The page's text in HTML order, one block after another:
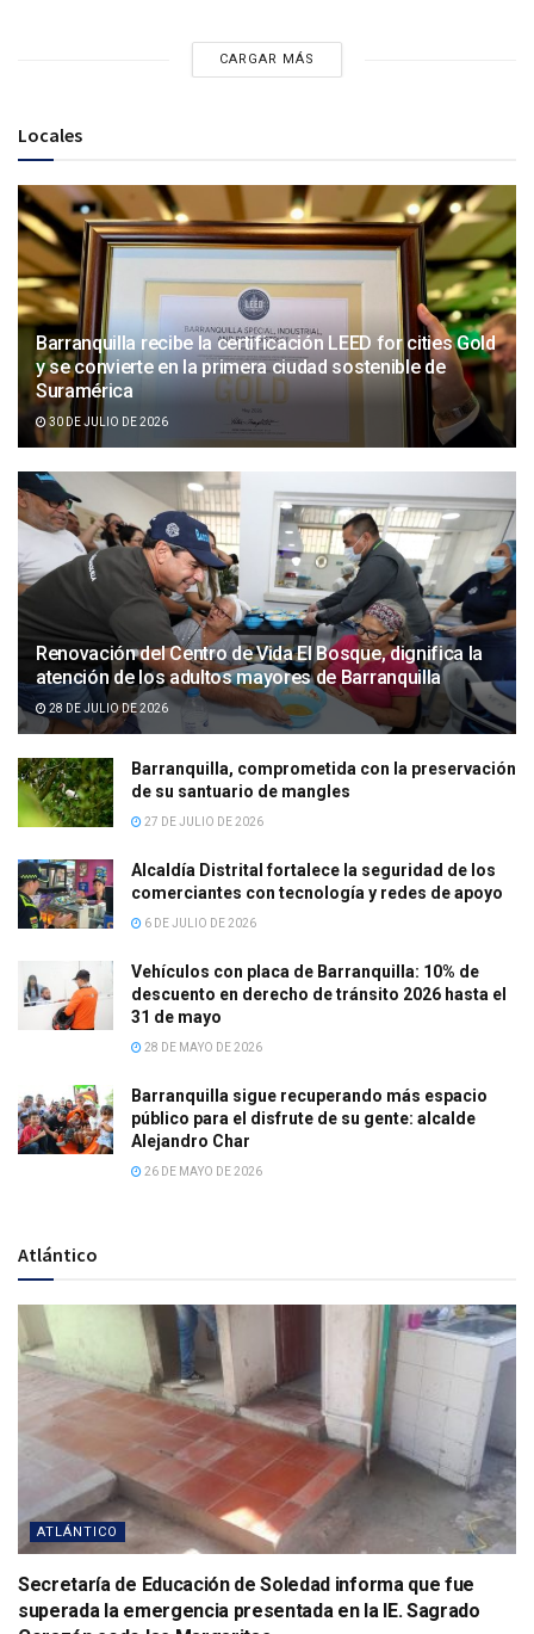
CARGAR MÁS
Locales
Barranquilla recibe la certificación LEED for cities Gold
y se convierte en la primera ciudad sostenible de
Suramérica
30 DE JULIO DE 2026
Renovación del Centro de Vida El Bosque, dignifica la
atención de los adultos mayores de Barranquilla
28 DE JULIO DE 2026
Barranquilla, comprometida con la preservación
de su santuario de mangles
27 DE JULIO DE 2026
Alcaldía Distrital fortalece la seguridad de los
comerciantes con tecnología y redes de apoyo
6 DE JULIO DE 2026
Vehículos con placa de Barranquilla: 10% de
descuento en derecho de tránsito 2026 hasta el
31 de mayo
28 DE MAYO DE 2026
Barranquilla sigue recuperando más espacio
público para el disfrute de su gente: alcalde
Alejandro Char
26 DE MAYO DE 2026
Atlántico
ATLÁNTICO
Secretaría de Educación de Soledad informa que fue
superada la emergencia presentada en la IE. Sagrado